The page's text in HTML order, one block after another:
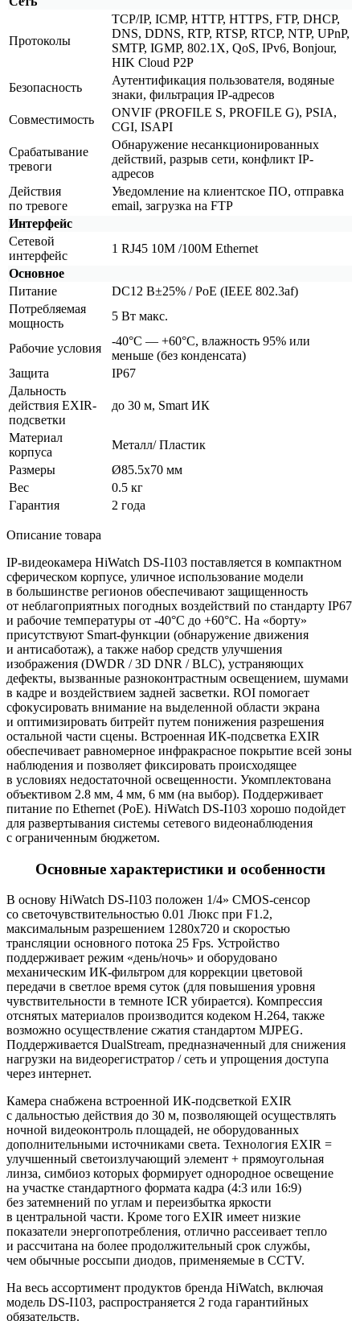
Протоколы
TCP/IP, ICMP, HTTP, HTTPS, FTP, DHCP,
DNS, DDNS, RTP, RTSP, RTCP, NTP, UPnP,
SMTP, IGMP, 802.1X, QoS, IPv6, Bonjour,
HIK Cloud P2P
Безопасность
Аутентификация пользователя, водяные
знаки, фильтрация IP-адресов
Совместимость
ONVIF (PROFILE S, PROFILE G), PSIA,
CGI, ISAPI
Срабатывание
тревоги
Обнаружение несанкционированных
действий, разрыв сети, конфликт IP-
адресов
Действия
по тревоге
Уведомление на клиентское ПО, отправка
email, загрузка на FTP
Интерфейс
Сетевой
интерфейс
1 RJ45 10M /100M Ethernet
Основное
Питание
DC12 В±25% / PoE (IEEE 802.3af)
Потребляемая
мощность
5 Вт макс.
Рабочие условия
-40°С — +60°С, влажность 95% или
меньше (без конденсата)
Защита
IP67
Дальность
действия EXIR-
подсветки
до 30 м, Smart ИК
Материал
корпуса
Металл/ Пластик
Размеры
Ø85.5х70 мм
Вес
0.5 кг
Гарантия
2 года
Описание товара
IP-видеокамера HiWatch DS-I103 поставляется в компактном
сферическом корпусе, уличное использование модели
в большинстве регионов обеспечивают защищенность
от неблагоприятных погодных воздействий по стандарту IP67
и рабочие температуры от -40°C до +60°C. На «борту»
присутствуют Smart-функции (обнаружение движения
и антисаботаж), а также набор средств улучшения
изображения (DWDR / 3D DNR / BLC), устраняющих
дефекты, вызванные разноконтрастным освещением, шумами
в кадре и воздействием задней засветки. ROI помогает
сфокусировать внимание на выделенной области экрана
и оптимизировать битрейт путем понижения разрешения
остальной части сцены. Встроенная ИК-подсветка EXIR
обеспечивает равномерное инфракрасное покрытие всей зоны
наблюдения и позволяет фиксировать происходящее
в условиях недостаточной освещенности. Укомплектована
объективом 2.8 мм, 4 мм, 6 мм (на выбор). Поддерживает
питание по Ethernet (PoE). HiWatch DS-I103 хорошо подойдет
для развертывания системы сетевого видеонаблюдения
с ограниченным бюджетом.
Основные характеристики и особенности
В основу HiWatch DS-I103 положен 1/4» CMOS-сенсор
со светочувствительностью 0.01 Люкс при F1.2,
максимальным разрешением 1280x720 и скоростью
трансляции основного потока 25 Fps. Устройство
поддерживает режим «день/ночь» и оборудовано
механическим ИК-фильтром для коррекции цветовой
передачи в светлое время суток (для повышения уровня
чувствительности в темноте ICR убирается). Компрессия
отснятых материалов производится кодеком H.264, также
возможно осуществление сжатия стандартом MJPEG.
Поддерживается DualStream, предназначенный для снижения
нагрузки на видеорегистратор / сеть и упрощения доступа
через интернет.
Камера снабжена встроенной ИК-подсветкой EXIR
с дальностью действия до 30 м, позволяющей осуществлять
ночной видеоконтроль площадей, не оборудованных
дополнительными источниками света. Технология EXIR =
улучшенный светоизлучающий элемент + прямоугольная
линза, симбиоз которых формирует однородное освещение
на участке стандартного формата кадра (4:3 или 16:9)
без затемнений по углам и переизбытка яркости
в центральной части. Кроме того EXIR имеет низкие
показатели энергопотребления, отлично рассеивает тепло
и рассчитана на более продолжительный срок службы,
чем обычные россыпи диодов, применяемые в CCTV.
На весь ассортимент продуктов бренда HiWatch, включая
модель DS-I103, распространяется 2 года гарантийных
обязательств.